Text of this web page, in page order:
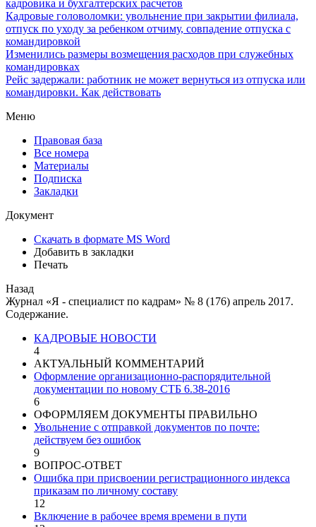
кадровика и бухгалтерских расчетов
Кадровые головоломки: увольнение при закрытии филиала,
отпуск по уходу за ребенком отчиму, совпадение отпуска с
командировкой
Изменились размеры возмещения расходов при служебных
командировках
Рейс задержали: работник не может вернуться из отпуска или
командировки. Как действовать
Меню
Правовая база
Все номера
Материалы
Подписка
Закладки
Документ
Скачать в формате MS Word
Добавить в закладки
Печать
Назад
Журнал «Я - специалист по кадрам» № 8 (176) апрель 2017.
Содержание.
КАДРОВЫЕ НОВОСТИ
4
АКТУАЛЬНЫЙ КОММЕНТАРИЙ
Оформление организационно-распорядительной
документации по новому СТБ 6.38-2016
6
ОФОРМЛЯЕМ ДОКУМЕНТЫ ПРАВИЛЬНО
Увольнение с отправкой документов по почте:
действуем без ошибок
9
ВОПРОС-ОТВЕТ
Ошибка при присвоении регистрационного индекса
приказам по личному составу
12
Включение в рабочее время времени в пути